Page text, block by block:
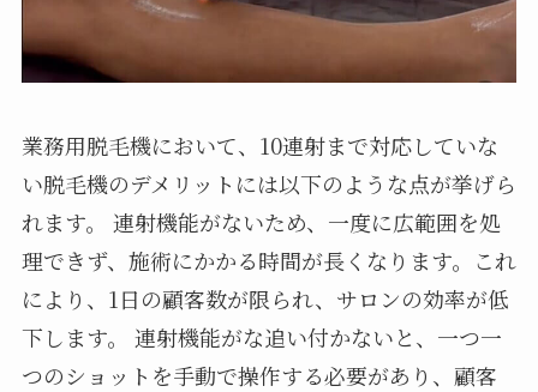
業務用脱毛機において、10連射まで対応していな
い脱毛機のデメリットには以下のような点が挙げら
れます。 連射機能がないため、一度に広範囲を処
理できず、施術にかかる時間が長くなります。これ
により、1日の顧客数が限られ、サロンの効率が低
下します。 連射機能がな追い付かないと、一つ一
つのショットを手動で操作する必要があり、顧客